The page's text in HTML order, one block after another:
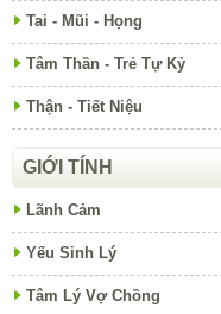
Tai - Mũi - Họng
Tâm Thần - Trẻ Tự Kỷ
Thận - Tiết Niệu
GIỚI TÍNH
Lãnh Cảm
Yếu Sinh Lý
Tâm Lý Vợ Chồng